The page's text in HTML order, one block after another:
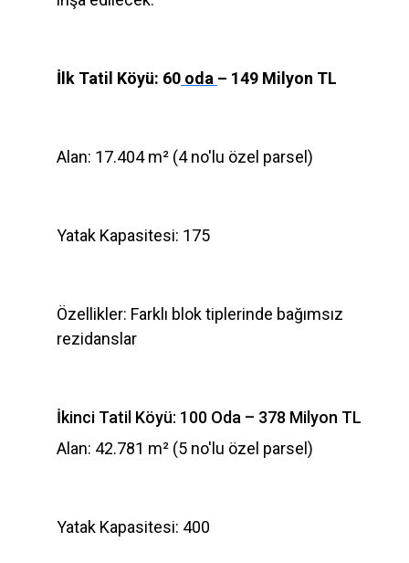
İlk Tatil Köyü: 60 oda – 149 Milyon TL
Alan: 17.404 m² (4 no'lu özel parsel)
Yatak Kapasitesi: 175
Özellikler: Farklı blok tiplerinde bağımsız
rezidanslar
İkinci Tatil Köyü: 100 Oda – 378 Milyon TL
Alan: 42.781 m² (5 no'lu özel parsel)
Yatak Kapasitesi: 400